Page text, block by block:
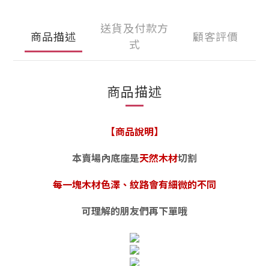
商品描述
送貨及付款方
式
顧客評價
商品描述
【商品說明】
本賣場內底座是天然木材切割
每一塊木材色澤、紋路會有細微的不同
可理解的朋友們再下單哦